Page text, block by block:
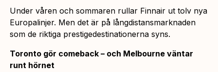
Under våren och sommaren rullar Finnair ut tolv nya
Europalinjer. Men det är på långdistansmarknaden
som de riktiga prestigedestinationerna syns.
Toronto gör comeback – och Melbourne väntar
runt hörnet